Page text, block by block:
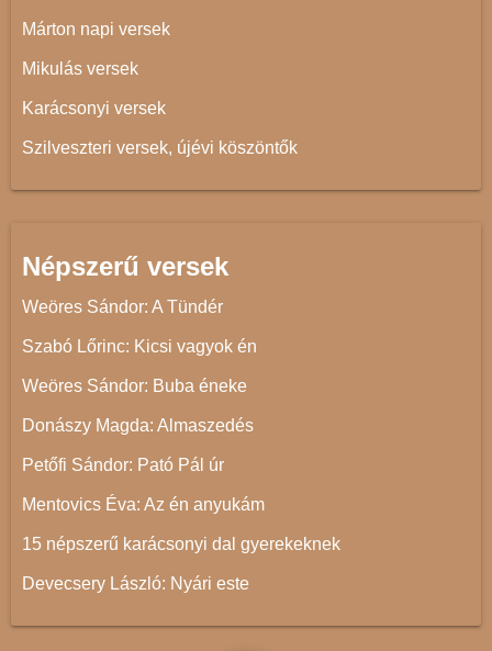
Márton napi versek
Mikulás versek
Karácsonyi versek
Szilveszteri versek, újévi köszöntők
Népszerű versek
Weöres Sándor: A Tündér
Szabó Lőrinc: Kicsi vagyok én
Weöres Sándor: Buba éneke
Donászy Magda: Almaszedés
Petőfi Sándor: Pató Pál úr
Mentovics Éva: Az én anyukám
15 népszerű karácsonyi dal gyerekeknek
Devecsery László: Nyári este